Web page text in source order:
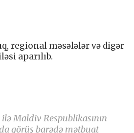
regional məsələlər və digər
aparılıb.
Maldiv Respublikasının
görüş barədə mətbuat